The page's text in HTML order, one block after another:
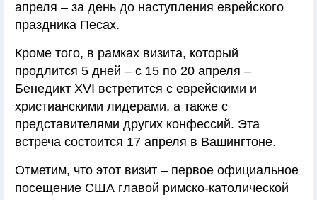
апреля – за день до наступления еврейского
праздника Песах.
Кроме того, в рамках визита, который
продлится 5 дней – с 15 по 20 апреля –
Бенедикт XVI встретится с еврейскими и
христианскими лидерами, а также с
представителями других конфессий. Эта
встреча состоится 17 апреля в Вашингтоне.
Отметим, что этот визит – первое официальное
посещение США главой римско-католической